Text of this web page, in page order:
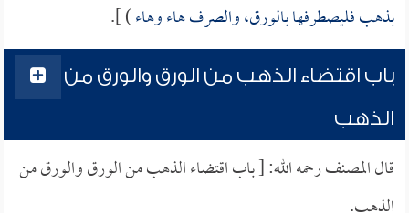
بذهب فليصطرفها بالورق، والصرف هاء وهاء) ].
باب اقتضاء الذهب من الورق والورق من
الذهب
قال المصنف رحمه الله: [ باب اقتضاء الذهب من الورق والورق من